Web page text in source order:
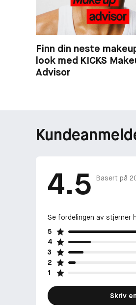
Finn din neste
look med KICKS
Advisor
4.5 Basert på
Se fordelingen av stjerner
5
4
3
2
1
Skriv